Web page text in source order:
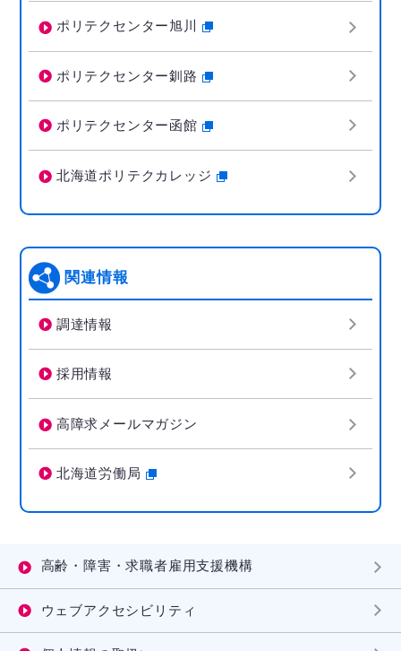
ポリテクセンター旭川
ポリテクセンター釧路
ポリテクセンター函館
北海道ポリテクカレッジ
関連情報
調達情報
採用情報
高障求メールマガジン
北海道労働局
高齢・障害・求職者雇用支援機構
ウェブアクセシビリティ